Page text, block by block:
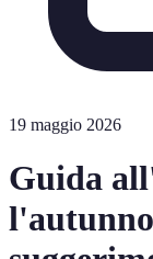
19 maggio 2026
Guida